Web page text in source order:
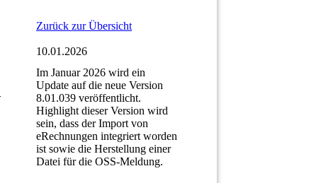
Zurück zur Übersicht
10.01.2026
Im Januar 2026 wird ein
Update auf die neue Version
8.01.039 veröffentlicht.
Highlight dieser Version wird
sein, dass der Import von
eRechnungen integriert worden
ist sowie die Herstellung einer
Datei für die OSS-Meldung.